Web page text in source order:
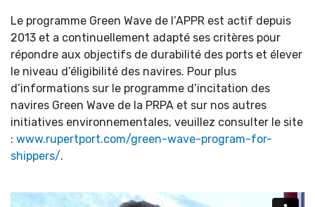
Le programme Green Wave de l’APPR est actif depuis
2013 et a continuellement adapté ses critères pour
répondre aux objectifs de durabilité des ports et élever
le niveau d’éligibilité des navires. Pour plus
d’informations sur le programme d’incitation des
navires Green Wave de la PRPA et sur nos autres
initiatives environnementales, veuillez consulter le site
: www.rupertport.com/green-wave-program-for-
shippers/.